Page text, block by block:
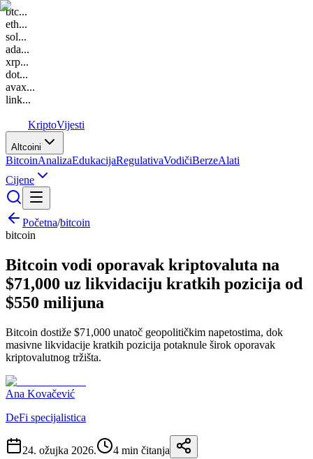
btc...
eth...
sol...
ada...
xrp...
dot...
avax...
link...
KriptoVijesti
Altcoini
BitcoinAnalizaEdukacijaRegulativaVodičiBerzeAlati
Cijene
Početna/bitcoin
bitcoin
Bitcoin vodi oporavak kriptovaluta na
$71,000 uz likvidaciju kratkih pozicija od
$550 milijuna
Bitcoin dostiže $71,000 unatoč geopolitičkim napetostima, dok
masivne likvidacije kratkih pozicija potaknule širok oporavak
kriptovalutnog tržišta.
Ana Kovačević
DeFi specijalistica
24. ožujka 2026. 4 min čitanja